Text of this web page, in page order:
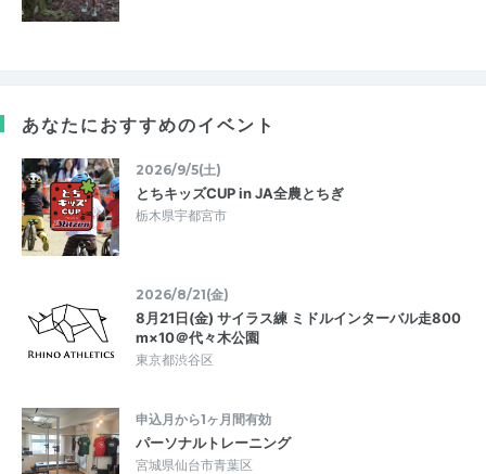
あなたにおすすめのイベント
2026/9/5(土)
とちキッズCUP in JA全農とちぎ
栃木県宇都宮市
2026/8/21(金)
8月21日(金) サイラス練 ミドルインターバル走800
m×10＠代々木公園
東京都渋谷区
申込月から1ヶ月間有効
パーソナルトレーニング
宮城県仙台市青葉区